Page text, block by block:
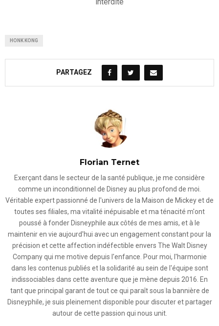
interdite
HONK KONG
PARTAGEZ
Florian Ternet
Exerçant dans le secteur de la santé publique, je me considère
comme un inconditionnel de Disney au plus profond de moi.
Véritable expert passionné de l'univers de la Maison de Mickey et de
toutes ses filiales, ma vitalité inépuisable et ma ténacité m'ont
poussé à fonder Disneyphile aux côtés de mes amis, et à le
maintenir en vie aujourd'hui avec un engagement constant pour la
précision et cette affection indéfectible envers The Walt Disney
Company qui me motive depuis l'enfance. Pour moi, l'harmonie
dans les contenus publiés et la solidarité au sein de l'équipe sont
indissociables dans cette aventure que je mène depuis 2016. En
tant que principal garant de tout ce qui paraît sous la bannière de
Disneyphile, je suis pleinement disponible pour discuter et partager
autour de cette passion qui nous unit.